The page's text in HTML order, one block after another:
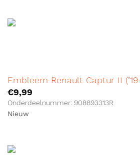
Embleem Renault Captur II
€9,99
Onderdeelnummer: 908893313R
Nieuw